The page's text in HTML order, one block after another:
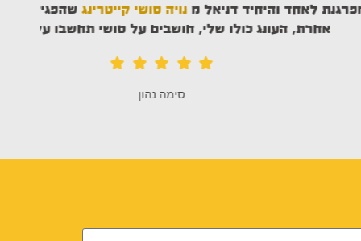
דניאל מנויה סושי קייטרינג שהפגיז בסושי ברמה
שלי, חושבים על סושי תחשבו על דניאל.